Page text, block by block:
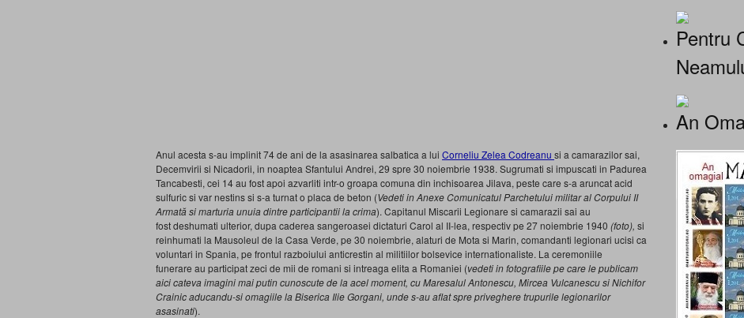
Anul acesta s-au implinit 74 de ani de la asasinarea salbatica a lui Corneliu Zelea Codreanu si a camarazilor sai,
Decemvirii si Nicadorii, in noaptea Sfantului Andrei, 29 spre 30 noiembrie 1938. Sugrumati si impuscati in Padurea
Tancabesti, cei 14 au fost apoi azvarliti intr-o groapa comuna din inchisoarea Jilava, peste care s-a aruncat acid
sulfuric si var nestins si s-a turnat o placa de beton (Vedeti in AnexeComunicatul Parchetului militar al Corpului II
Armată si marturia unuia dintre participantii la crima). Capitanul Miscarii Legionare si camarazii sai au
fost deshumati ulterior, dupa caderea sangeroasei dictaturi Carol al II-lea, respectiv pe 27 noiembrie 1940 (foto), si
reinhumati la Mausoleul de la Casa Verde, pe 30 noiembrie, alaturi de Mota si Marin, comandanti legionari ucisi ca
voluntari in Spania, pe frontul razboiului anticrestin al militiilor bolsevice internationaliste. La ceremoniile
funerare au participat zeci de mii de romani si intreaga elita a Romaniei (vedeti in fotografiile pe care le publicam
aici cateva imagini mai putin cunoscute de la acel moment, cu Maresalul Antonescu, Mircea Vulcanescu si Nichifor
Crainic aducandu-si omagiile la Biserica Ilie Gorgani, unde s-au aflat spre priveghere trupurile legionarilor
asasinati).
Pentru
An